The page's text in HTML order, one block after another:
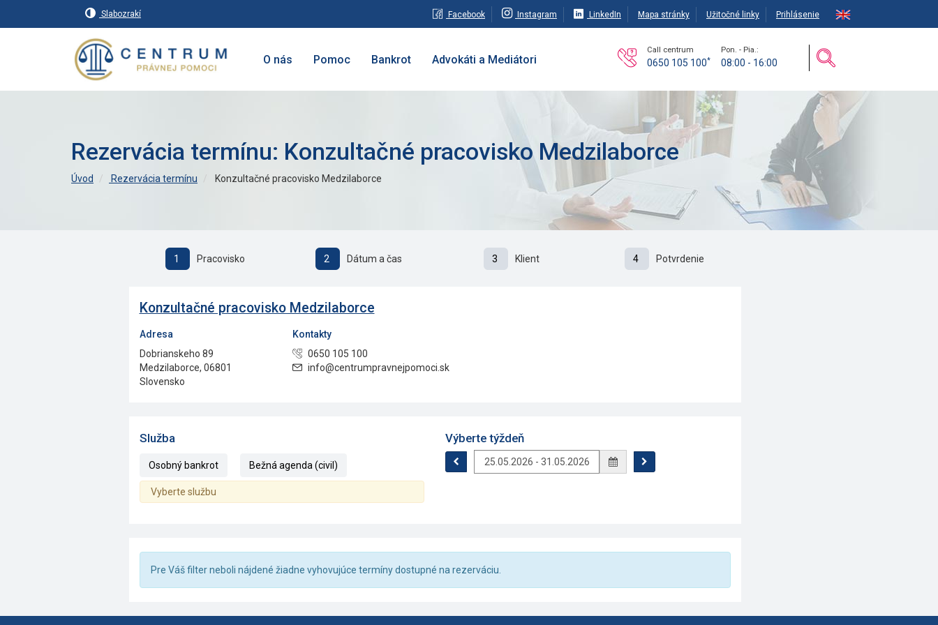
Slabozrakí Facebook Instagram LinkedIn Mapa stránky Užitočné linky Prihlásenie
O nás Pomoc Bankrot Advokáti a Mediátori
Call centrum
0650 105 100*
Pon. - Pia.:
08:00 - 16:00
Rezervácia termínu: Konzultačné pracovisko Medzilaborce
Úvod Rezervácia termínu Konzultačné pracovisko Medzilaborce
1 Pracovisko 2 Dátum a čas 3 Klient 4 Potvrdenie
Konzultačné pracovisko Medzilaborce
Adresa
Dobrianskeho 89
Medzilaborce, 06801
Slovensko
Kontakty
0650 105 100
info@centrumpravnejpomoci.sk
Služba
Osobný bankrot Bežná agenda (civil)
Vyberte službu
Výberte týždeň
Pre Váš filter neboli nájdené žiadne vyhovujúce termíny dostupné na rezerváciu.